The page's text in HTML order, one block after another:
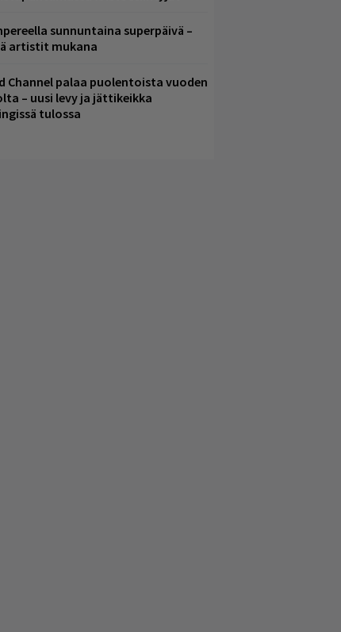
sunnuntaina superpäivä –
artistit mukana
Channel palaa puolentoista vuoden
– uusi levy ja jättikeikka
tulossa